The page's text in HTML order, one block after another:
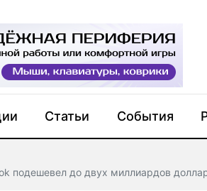
Статьи События
подешевел до двух миллиардов